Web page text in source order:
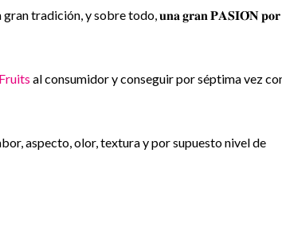
tradición, y sobre todo, 𝐮𝐧𝐚 𝐠𝐫𝐚𝐧 𝐏𝐀𝐒𝐈𝐎́𝐍 𝐩𝐨𝐫
al consumidor y conseguir por séptima vez
aspecto, olor, textura y por supuesto nivel de